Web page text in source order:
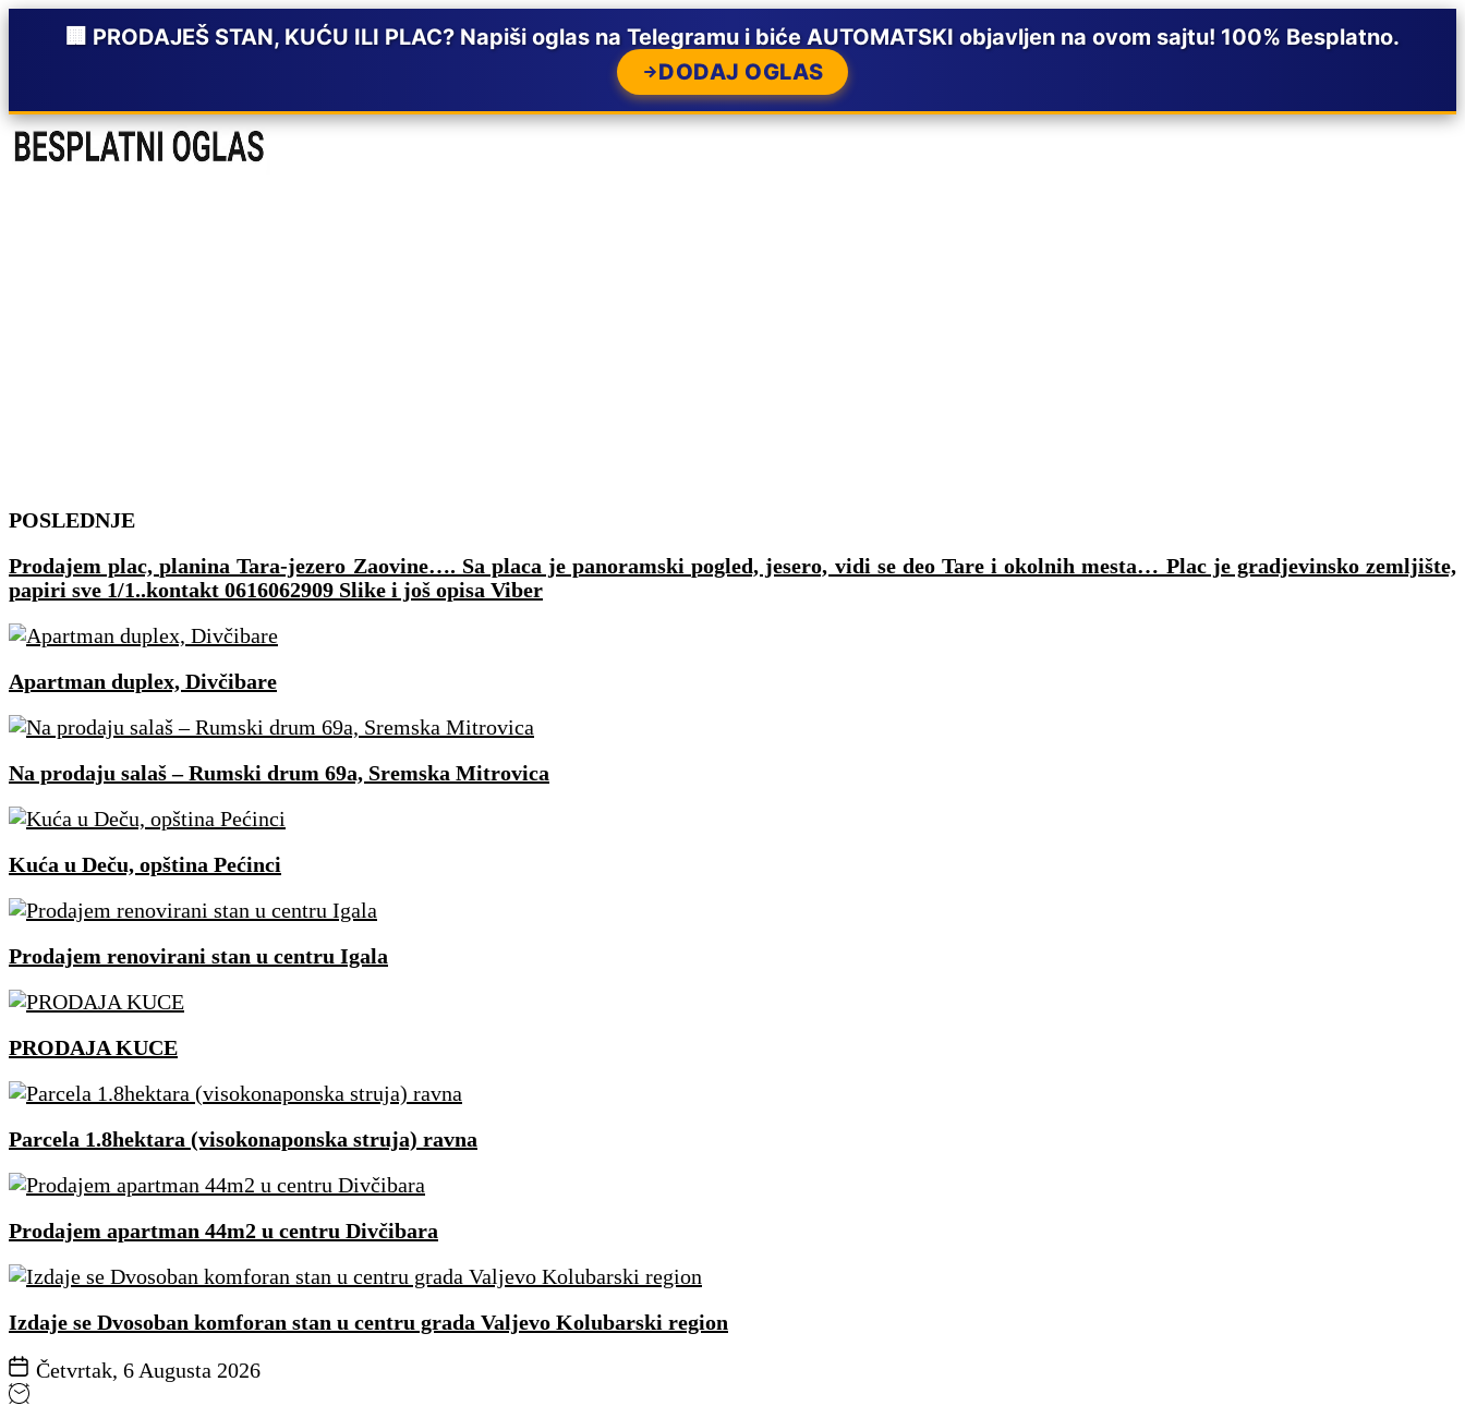
🏢 PRODAJEŠ STAN, KUĆU ILI PLAC? Napiši oglas na Telegramu i biće AUTOMATSKI objavljen na ovom sajtu! 100% Besplatno.
DODAJ OGLAS
Skip
content
POSLEDNJE
Prodajem plac, planina Tara-jezero Zaovine…. Sa placa je panoramski pogled, jesero, vidi se deo Tare i okolnih mesta… Plac je gradjevinsko zemljište,
papiri sve 1/1..kontakt 0616062909 Slike i još opisa Viber
Apartman duplex, Divčibare
Na prodaju salaš – Rumski drum 69a, Sremska Mitrovica
Kuća u Deču, opština Pećinci
Prodajem renovirani stan u centru Igala
PRODAJA KUCE
Parcela 1.8hektara (visokonaponska struja) ravna
Prodajem apartman 44m2 u centru Divčibara
Izdaje se Dvosoban komforan stan u centru grada Valjevo Kolubarski region
Četvrtak, 6 Augusta 2026